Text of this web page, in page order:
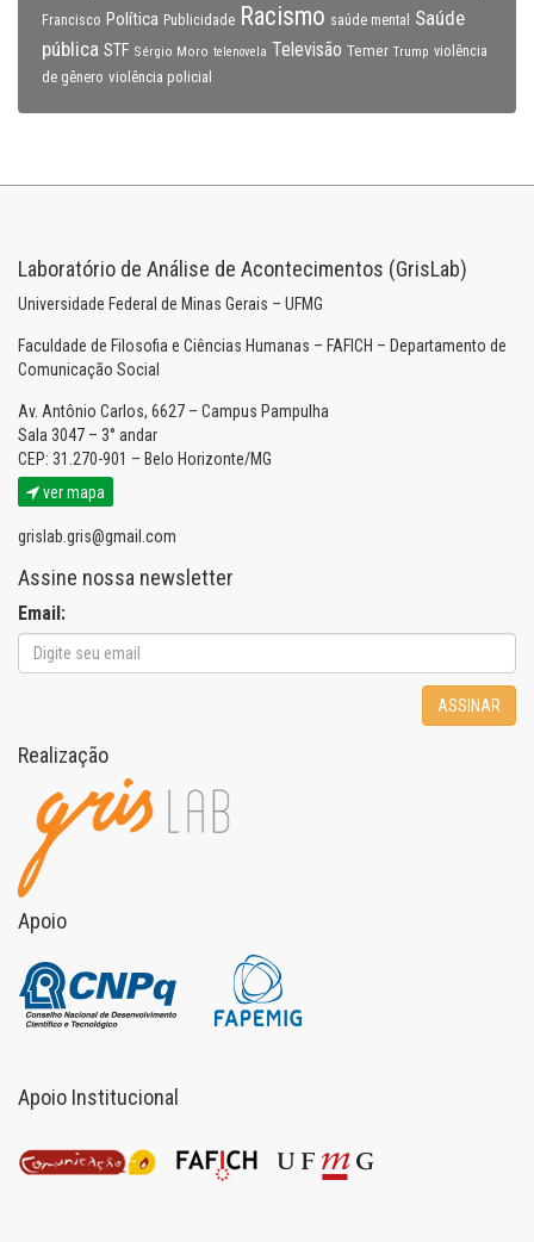
Francisco Política Publicidade Racismo saúde mental
Saúde
pública STF Sérgio Moro telenovela Televisão Temer Trump violência
de gênero violência policial
Laboratório de Análise de Acontecimentos (GrisLab)
Universidade Federal de Minas Gerais – UFMG
Faculdade de Filosofia e Ciências Humanas – FAFICH – Departamento de
Comunicação Social
Av. Antônio Carlos, 6627 – Campus Pampulha
Sala 3047 – 3° andar
CEP: 31.270-901 – Belo Horizonte/MG
ver mapa
grislab.gris@gmail.com
Assine nossa newsletter
Email:
ASSINAR
Realização
Apoio
Apoio Institucional